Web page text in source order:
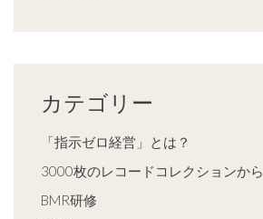
カテゴリー
「指示ゼロ経営」とは？
3000枚のレコードコレクションから
BMR研修